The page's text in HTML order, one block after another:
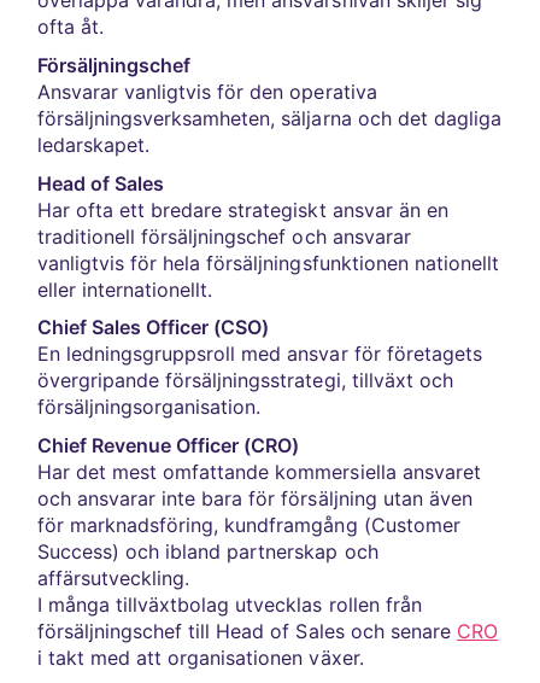
ofta åt.
Försäljningschef
Ansvarar vanligtvis för den operativa
försäljningsverksamheten, säljarna och det dagliga
ledarskapet.
Head of Sales
Har ofta ett bredare strategiskt ansvar än en
traditionell försäljningschef och ansvarar
vanligtvis för hela försäljningsfunktionen nationellt
eller internationellt.
Chief Sales Officer (CSO)
En ledningsgruppsroll med ansvar för företagets
övergripande försäljningsstrategi, tillväxt och
försäljningsorganisation.
Chief Revenue Officer (CRO)
Har det mest omfattande kommersiella ansvaret
och ansvarar inte bara för försäljning utan även
för marknadsföring, kundframgång (Customer
Success) och ibland partnerskap och
affärsutveckling.
I många tillväxtbolag utvecklas rollen från
försäljningschef till Head of Sales och senare CRO
i takt med att organisationen växer.